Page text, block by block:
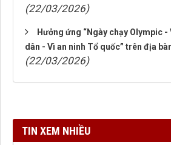
(22/03/2026)
Hưởng ứng “Ngày chạy Olympic
dân - Vì an ninh Tổ quốc” trên địa
(22/03/2026)
TIN XEM NHIỀU